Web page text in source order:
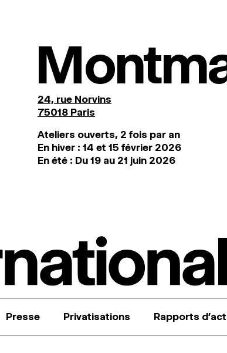
24, rue Norvins
75018 Paris
Ateliers ouverts, 2 fois par an
En hiver : 14 et 15 février 2026
En été : Du 19 au 21 juin 2026
Presse Privatisations Rapports